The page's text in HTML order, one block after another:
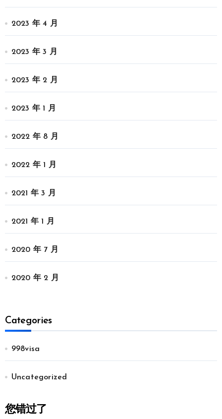
2023 年 4 月
2023 年 3 月
2023 年 2 月
2023 年 1 月
2022 年 8 月
2022 年 1 月
2021 年 3 月
2021 年 1 月
2020 年 7 月
2020 年 2 月
Categories
998visa
Uncategorized
您错过了